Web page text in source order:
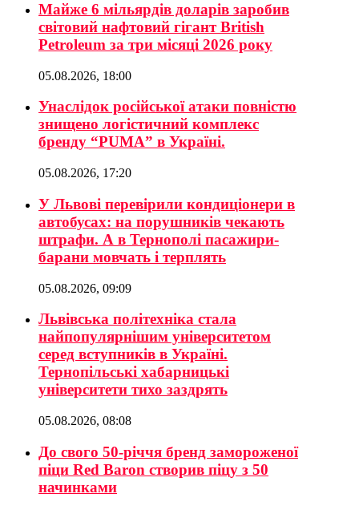
Майже 6 мільярдів доларів заробив
світовий нафтовий гігант British
Petroleum за три місяці 2026 року
05.08.2026, 18:00
Унаслідок російської атаки повністю
знищено логістичний комплекс
бренду “PUMA” в Україні.
05.08.2026, 17:20
У Львові перевірили кондиціонери в
автобусах: на порушників чекають
штрафи. А в Тернополі пасажири-
барани мовчать і терплять
05.08.2026, 09:09
Львівська політехніка стала
найпопулярнішим університетом
серед вступників в Україні.
Тернопільські хабарницькі
університети тихо заздрять
05.08.2026, 08:08
До свого 50-річчя бренд замороженої
піци Red Baron створив піцу з 50
начинками